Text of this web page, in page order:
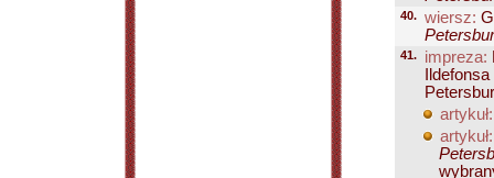
40. wiersz:
41. impreza:
artykuł:
artykuł: